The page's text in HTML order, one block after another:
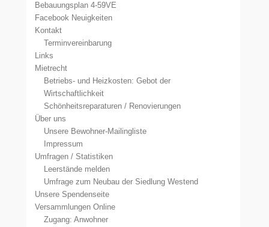
Bebauungsplan 4-59VE
Facebook Neuigkeiten
Kontakt
Terminvereinbarung
Links
Mietrecht
Betriebs- und Heizkosten: Gebot der
Wirtschaftlichkeit
Schönheitsreparaturen / Renovierungen
Über uns
Unsere Bewohner-Mailingliste
Impressum
Umfragen / Statistiken
Leerstände melden
Umfrage zum Neubau der Siedlung Westend
Unsere Spendenseite
Versammlungen Online
Zugang: Anwohner